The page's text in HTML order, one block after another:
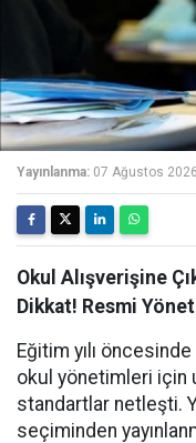
Yayınlanma: 07 Ağustos
Okul Alışverişine
Dikkat! Resmi
Eğitim yılı
okul yönetimleri için
standartlar netleşti.
seçiminden